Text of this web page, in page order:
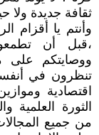
ثقافة جديدة ولا
وأنتم يا أقزام
،قبل أن
ووصايتكم على
تنظرون في
اقتصادية
الثورة العلمية
من جميع